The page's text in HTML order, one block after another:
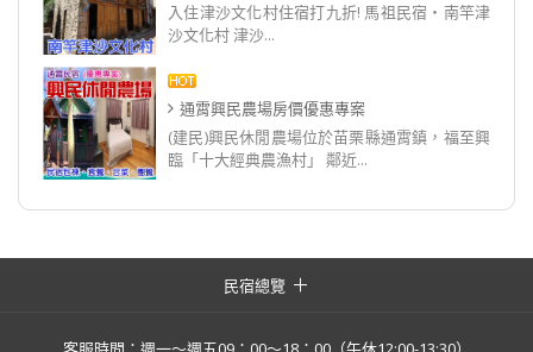
入住津沙文化村住宿打九折! 馬祖民宿‧南竿津
沙文化村 津沙...
通霄興民農場房價優惠專案
(建民)興民休閒農場位於苗栗縣通霄鎮，福至興
臨「十大經典農漁村」 鄰近...
民宿總覽